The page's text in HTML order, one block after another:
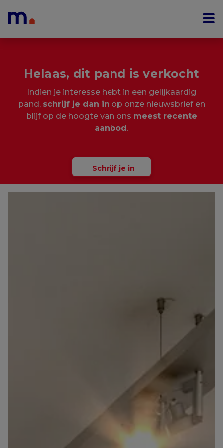
Helaas, dit pand is verkocht
Indien je interesse hebt in een gelijkaardig
pand, schrijf je dan in op onze nieuwsbrief en
blijf op de hoogte van ons meest recente
aanbod.
Schrijf je in